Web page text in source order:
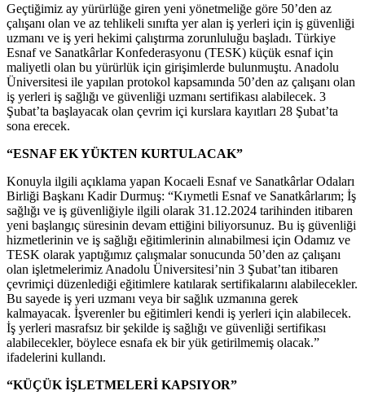
Geçtiğimiz ay yürürlüğe giren yeni yönetmeliğe göre 50’den az
çalışanı olan ve az tehlikeli sınıfta yer alan iş yerleri için iş güvenliği
uzmanı ve iş yeri hekimi çalıştırma zorunluluğu başladı. Türkiye
Esnaf ve Sanatkârlar Konfederasyonu (TESK) küçük esnaf için
maliyetli olan bu yürürlük için girişimlerde bulunmuştu. Anadolu
Üniversitesi ile yapılan protokol kapsamında 50’den az çalışanı olan
iş yerleri iş sağlığı ve güvenliği uzmanı sertifikası alabilecek. 3
Şubat’ta başlayacak olan çevrim içi kurslara kayıtları 28 Şubat’ta
sona erecek.
“ESNAF EK YÜKTEN KURTULACAK”
Konuyla ilgili açıklama yapan Kocaeli Esnaf ve Sanatkârlar Odaları
Birliği Başkanı Kadir Durmuş: “Kıymetli Esnaf ve Sanatkârlarım; İş
sağlığı ve iş güvenliğiyle ilgili olarak 31.12.2024 tarihinden itibaren
yeni başlangıç süresinin devam ettiğini biliyorsunuz. Bu iş güvenliği
hizmetlerinin ve iş sağlığı eğitimlerinin alınabilmesi için Odamız ve
TESK olarak yaptığımız çalışmalar sonucunda 50’den az çalışanı
olan işletmelerimiz Anadolu Üniversitesi’nin 3 Şubat’tan itibaren
çevrimiçi düzenlediği eğitimlere katılarak sertifikalarını alabilecekler.
Bu sayede iş yeri uzmanı veya bir sağlık uzmanına gerek
kalmayacak. İşverenler bu eğitimleri kendi iş yerleri için alabilecek.
İş yerleri masrafsız bir şekilde iş sağlığı ve güvenliği sertifikası
alabilecekler, böylece esnafa ek bir yük getirilmemiş olacak.”
ifadelerini kullandı.
“KÜÇÜK İŞLETMELERİ KAPSIYOR”